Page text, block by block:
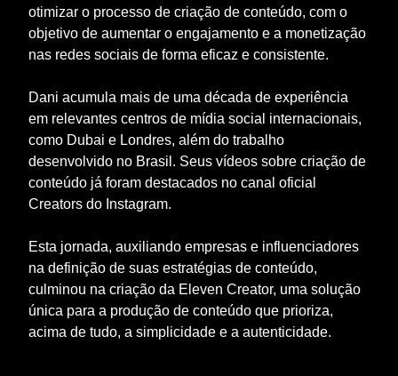
otimizar o processo de criação de conteúdo, com o
objetivo de aumentar o engajamento e a monetização
nas redes sociais de forma eficaz e consistente.
Dani acumula mais de uma década de experiência
em relevantes centros de mídia social internacionais,
como Dubai e Londres, além do trabalho
desenvolvido no Brasil. Seus vídeos sobre criação de
conteúdo já foram destacados no canal oficial
Creators do Instagram.
Esta jornada, auxiliando empresas e influenciadores
na definição de suas estratégias de conteúdo,
culminou na criação da Eleven Creator, uma solução
única para a produção de conteúdo que prioriza,
acima de tudo, a simplicidade e a autenticidade.